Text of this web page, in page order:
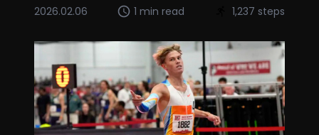
2026.02.06 1 min read 1,237 steps